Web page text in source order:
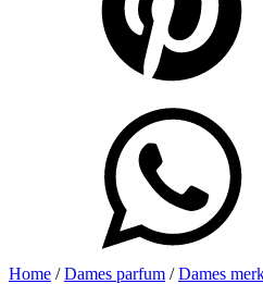
Home /Dames parfum /Dames